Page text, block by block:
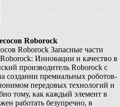
Roborock
Roborock Запасные части
Инновации и качество в
производитель Roborock с
создании премиальных роботов-
передовых технологий и
тому, как каждый элемент в
работать безупречно, в